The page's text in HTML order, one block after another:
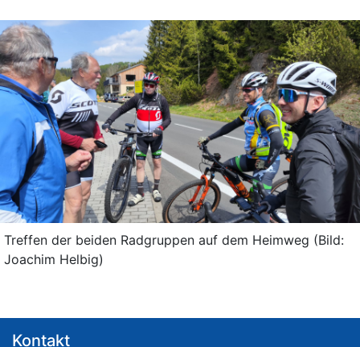
Treffen der beiden Radgruppen auf dem Heimweg (Bild:
Joachim Helbig)
Kontakt